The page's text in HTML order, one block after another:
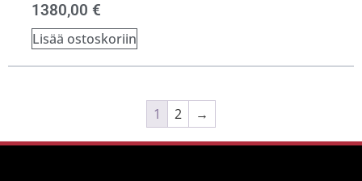
1380,00 €
Lisää ostoskoriin
1 2 →